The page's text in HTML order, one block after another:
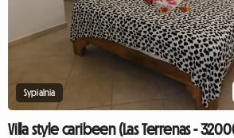
Sypialnia
Villa style caribeen (Las Terrenas -